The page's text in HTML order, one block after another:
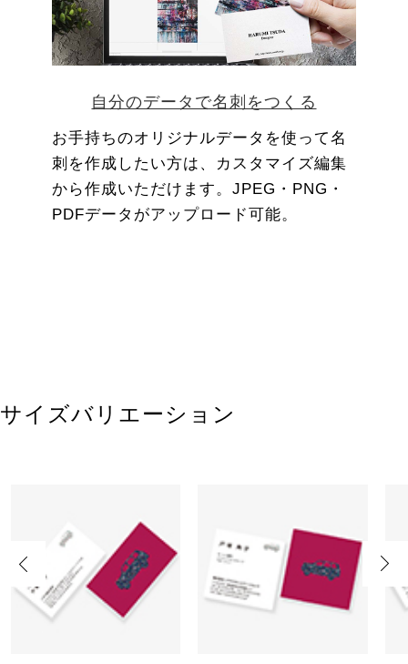
自分のデータで名刺をつくる
お手持ちのオリジナルデータを使って名
刺を作成したい方は、カスタマイズ編集
から作成いただけます。JPEG・PNG・
PDFデータがアップロード可能。
サイズバリエーション
Previous Next